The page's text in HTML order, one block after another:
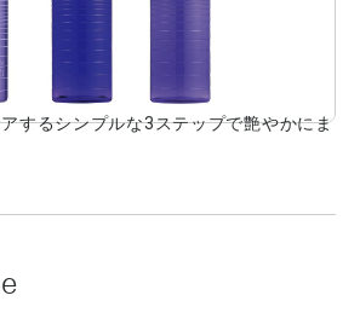
するシンプルな3ステップで艶やかにま